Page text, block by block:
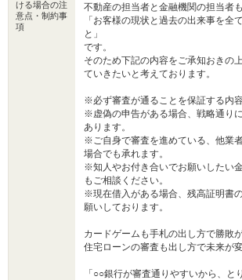
ける場合の注
意点・制約事
項
不動産の担当者と金融機関の担当者も
「お客様の現状と過去の出来事を全
と」
です。
そのため下記の内容をご承知おきの
ていきたいと考えております。
※必ず審査が通ることを保証する内
※虚偽の申告がある場合、戦略通り
あります。
※ご自身で審査を進めている、他業
場合でも承れます。
※知人やお付き合いでお願いしたい
もご相談ください。
※現在借入がある場合、残高証明書
願いしております。
カードゲームも手札の出し方で勝敗
住宅ローンの審査も出し方で未来が変
「○○銀行が審査通りやすいから、と